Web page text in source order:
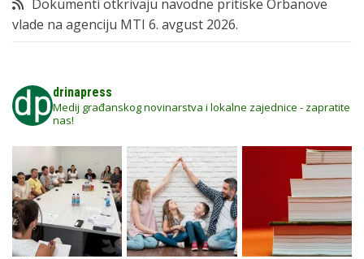
Dokumenti otkrivaju navodne pritiske Orbanove
vlade na agenciju MTI 6. avgust 2026.
drinapress
Medij građanskog novinarstva i lokalne zajednice - zapratite
nas!